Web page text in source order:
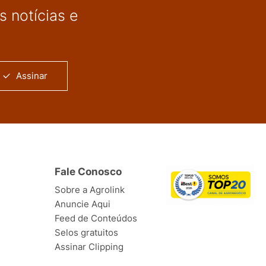
notícias e
Assinar
Fale Conosco
Sobre a Agrolink
Anuncie Aqui
Feed de Conteúdos
Selos gratuitos
Assinar Clipping